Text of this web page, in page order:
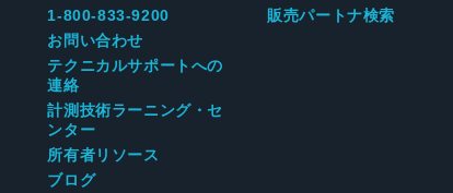
1-800-833-9200
お問い合わせ
テクニカルサポートへの
連絡
計測技術ラーニング・セ
ンター
所有者リソース
ブログ
販売パートナ検索